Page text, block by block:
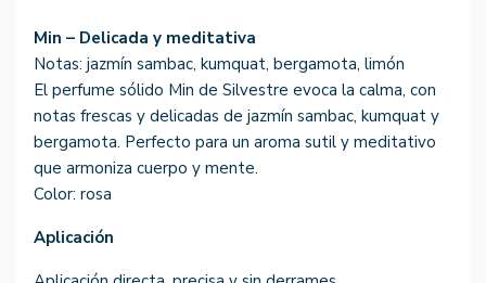
Min – Delicada y meditativa
Notas: jazmín sambac, kumquat, bergamota, limón
El perfume sólido Min de Silvestre evoca la calma, con
notas frescas y delicadas de jazmín sambac, kumquat y
bergamota. Perfecto para un aroma sutil y meditativo
que armoniza cuerpo y mente.
Color: rosa
Aplicación